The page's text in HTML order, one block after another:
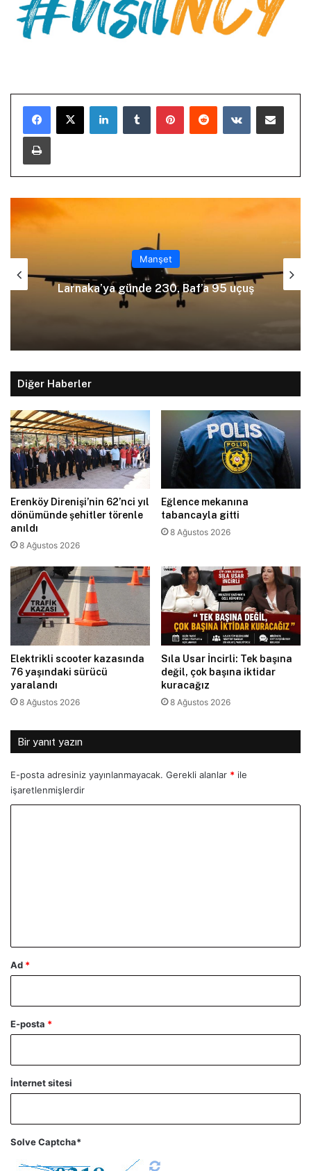
LinkedInTumblr PinterestReddit VKontakteE-Posta ile paylaş
Yazdır
uçuş
Ölümlü kazayı üstlenmek için
yalan beyanda bulundu
Diğer Haberler
Erenköy Direnişi’nin 62’nci yıl
dönümünde şehitler törenle
anıldı
8 Ağustos 2026
Eğlence mekanına
tabancayla gitti
8 Ağustos 2026
Elektrikli scooter kazasında
76 yaşındaki sürücü
yaralandı
8 Ağustos 2026
Sıla Usar İncirli: Tek başına
değil, çok başına iktidar
kuracağız
8 Ağustos 2026
Bir yanıt yazın
E-posta adresiniz yayınlanmayacak. Gerekli alanlar * ile
işaretlenmişlerdir
Ad *
E-posta *
İnternet sitesi
Solve Captcha*